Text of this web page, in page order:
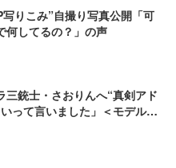
りこみ”自撮り写真公開「可
何してるの？」の声
三銃士・さおりんへ“真剣アド
って言いました」＜モデルプ